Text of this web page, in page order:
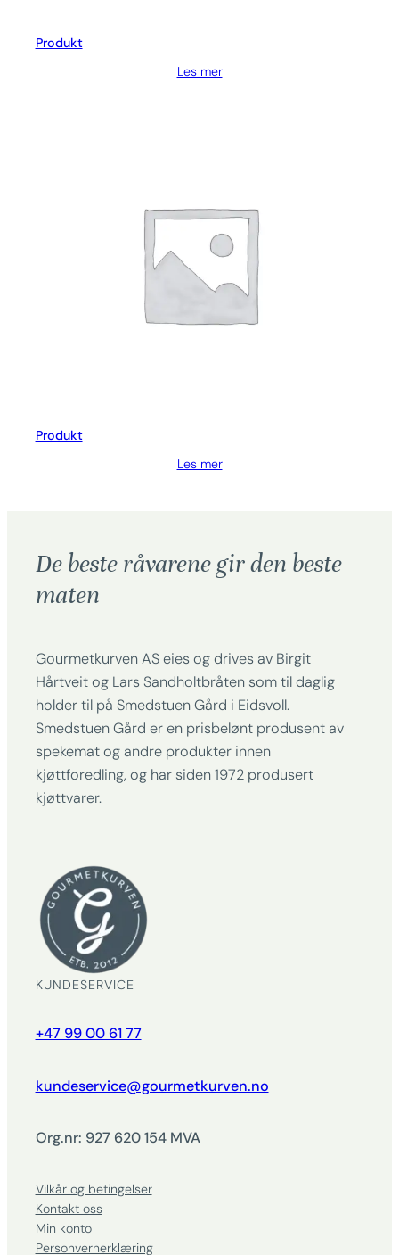
Produkt
Les mer
Produkt
Les mer
De beste råvarene gir den beste
maten
Gourmetkurven AS eies og drives av Birgit
Hårtveit og Lars Sandholtbråten som til daglig
holder til på Smedstuen Gård i Eidsvoll.
Smedstuen Gård er en prisbelønt produsent av
spekemat og andre produkter innen
kjøttforedling, og har siden 1972 produsert
kjøttvarer.
KUNDESERVICE
+47 99 00 61 77
kundeservice@gourmetkurven.no
Org.nr: 927 620 154 MVA
Vilkår og betingelser
Kontakt oss
Min konto
Personvernerklæring